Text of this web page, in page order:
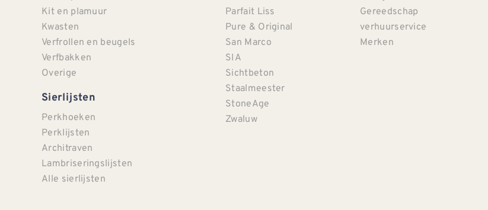
Kit en plamuur
Kwasten
Verfrollen en beugels
Verfbakken
Overige
Sierlijsten
Perkhoeken
Perklijsten
Architraven
Lambriseringslijsten
Alle sierlijsten
Parfait Liss
Pure & Original
San Marco
SIA
Sichtbeton
Staalmeester
StoneAge
Zwaluw
Gereedschap
verhuurservice
Merken